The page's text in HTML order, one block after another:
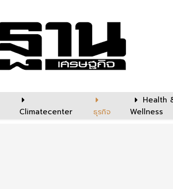
Climatecenter ธุรกิจ
Health
Wellness